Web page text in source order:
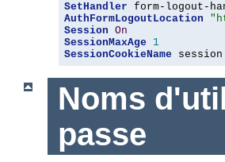
SetHandler
AuthFormLogoutLocation
Session On
SessionMaxAge
1
SessionCookieName
Noms
passe